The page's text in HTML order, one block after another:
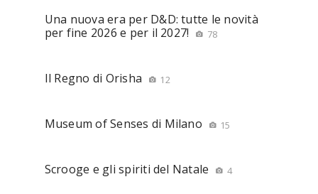
Una nuova era per D&D: tutte le novità
per fine 2026 e per il 2027!
78
Il Regno di Orisha 12
Museum of Senses di Milano 15
Scrooge e gli spiriti del Natale 4